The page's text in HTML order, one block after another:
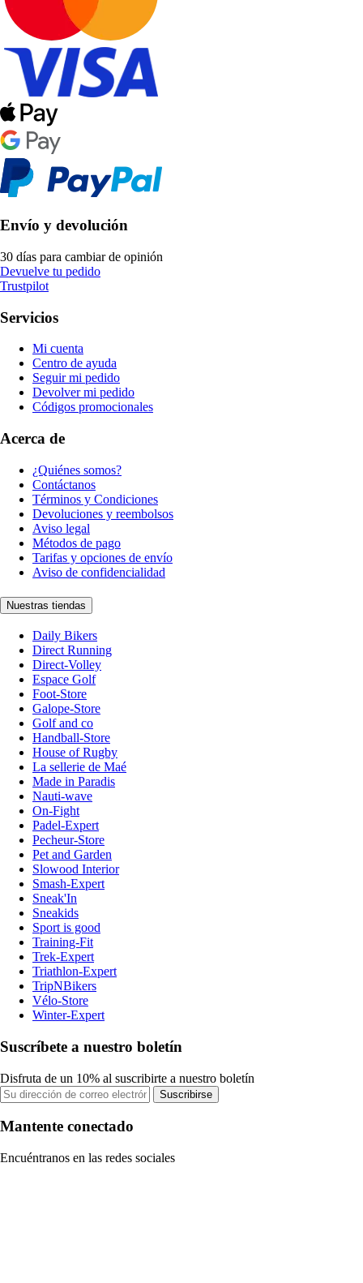
Envío y devolución
30 días para cambiar de opinión
Devuelve tu pedido
Trustpilot
Servicios
Mi cuenta
Centro de ayuda
Seguir mi pedido
Devolver mi pedido
Códigos promocionales
Acerca de
¿Quiénes somos?
Contáctanos
Términos y Condiciones
Devoluciones y reembolsos
Aviso legal
Métodos de pago
Tarifas y opciones de envío
Aviso de confidencialidad
Nuestras tiendas
Daily Bikers
Direct Running
Direct-Volley
Espace Golf
Foot-Store
Galope-Store
Golf and co
Handball-Store
House of Rugby
La sellerie de Maé
Made in Paradis
Nauti-wave
On-Fight
Padel-Expert
Pecheur-Store
Pet and Garden
Slowood Interior
Smash-Expert
Sneak'In
Sneakids
Sport is good
Training-Fit
Trek-Expert
Triathlon-Expert
TripNBikers
Vélo-Store
Winter-Expert
Suscríbete a nuestro boletín
Disfruta de un 10% al suscribirte a nuestro boletín
Suscribirse
Mantente conectado
Encuéntranos en las redes sociales